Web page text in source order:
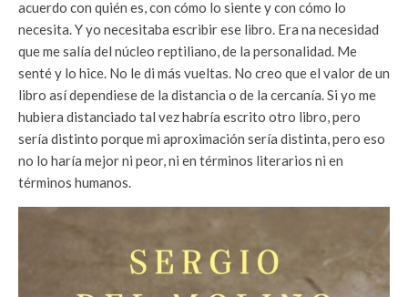
acuerdo con quién es, con cómo lo siente y con cómo lo
necesita. Y yo necesitaba escribir ese libro. Era na necesidad
que me salía del núcleo reptiliano, de la personalidad. Me
senté y lo hice. No le di más vueltas. No creo que el valor de un
libro así dependiese de la distancia o de la cercanía. Si yo me
hubiera distanciado tal vez habría escrito otro libro, pero
sería distinto porque mi aproximación sería distinta, pero eso
no lo haría mejor ni peor, ni en términos literarios ni en
términos humanos.